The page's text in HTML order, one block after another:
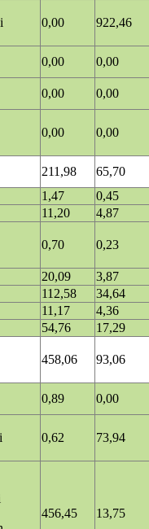
0,00 922,46
0,00
0,00
0,00
0,00
0,00 0,00
211,98
65,70
1,47
0,45
11,20
4,87
0,70 0,23
20,09
3,87
112,58
34,64
11,17
4,36
54,76
17,29
458,06 93,06
0,89
0,00
0,62 73,94
456,45 13,75